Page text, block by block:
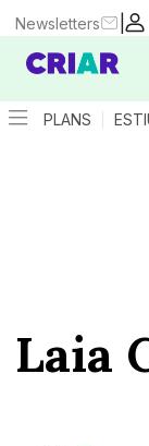
|
Newsletters
PLANS
Laia